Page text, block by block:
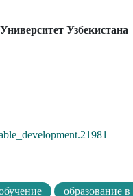
Узбекистана
образование